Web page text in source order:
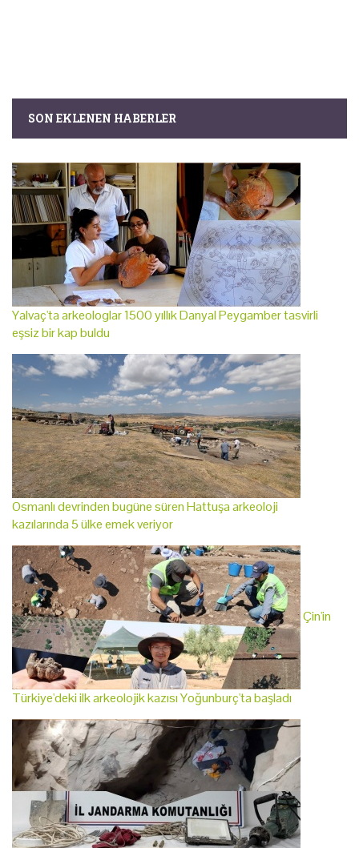
SON EKLENEN HABERLER
Yalvaç'ta arkeologlar 1500 yıllık Danyal Peygamber tasvirli
eşsiz bir kap buldu
Osmanlı devrinden bugüne süren Hattuşa arkeoloji
kazılarında 5 ülke emek veriyor
Çin'in
Türkiye'deki ilk arkeolojik kazısı Yoğunburç'ta başladı